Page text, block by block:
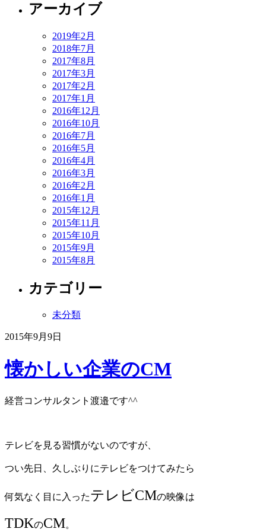
アーカイブ
2019年2月
2018年7月
2017年8月
2017年3月
2017年2月
2017年1月
2016年12月
2016年10月
2016年7月
2016年5月
2016年4月
2016年3月
2016年2月
2016年1月
2015年12月
2015年11月
2015年10月
2015年9月
2015年8月
カテゴリー
未分類
2015年9月9日
懐かしい企業のCM
経営コンサルタント渡邉です^^
テレビを見る習慣がないのですが、
つい先日、久しぶりにテレビをつけてみたら
何気なく目に入ったテレビCMの映像は
TDKのCM。